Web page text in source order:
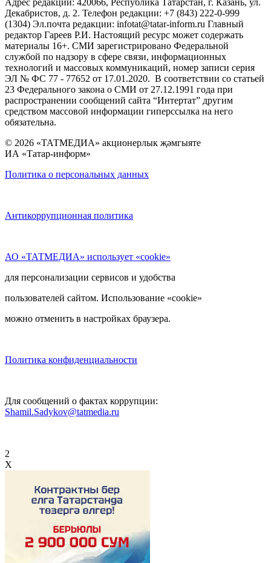
Декабристов, д. 2. Телефон редакции: +7 (843) 222-0-999
(1304) Эл.почта редакции: infotat@tatar-inform.ru Главный
редактор Гареев Р.И. Настоящий ресурс может содержать
материалы 16+. СМИ зарегистрировано Федеральной
службой по надзору в сфере связи, информационных
технологий и массовых коммуникаций, номер записи серия
ЭЛ № ФС 77 - 77652 от 17.01.2020. В соответствии со статьей
23 Федерального закона о СМИ от 27.12.1991 года при
распространении сообщений сайта “Интертат” другим
средством массовой информации гиперссылка на него
обязательна.
© 2026 «ТАТМЕДИА» акционерлык җәмгыяте
ИА «Татар-информ»
Политика о персональных данных
Антикоррупционная политика
АО «ТАТМЕДИА» использует «cookie»
для персонализации сервисов и удобства
пользователей сайтом. Использование «cookie»
можно отменить в настройках браузера.
Политика конфиденциальности
Для сообщений о фактах коррупции:
Shamil.Sadykov@tatmedia.ru
2
X